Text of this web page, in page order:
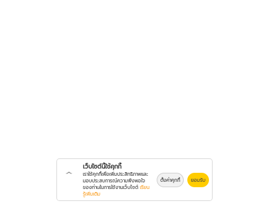
เว็บไซต์นี้ใช้คุกกี้
เราใช้คุกกี้เพื่อเพิ่มประสิทธิภาพและ
มอบประสบการณ์ความพึงพอใจ
ของท่านในการใช้งานเว็บไซต์ เรียน
รู้เพิ่มเติม
ตั้งค่าคุกกี้ ยอมรับ